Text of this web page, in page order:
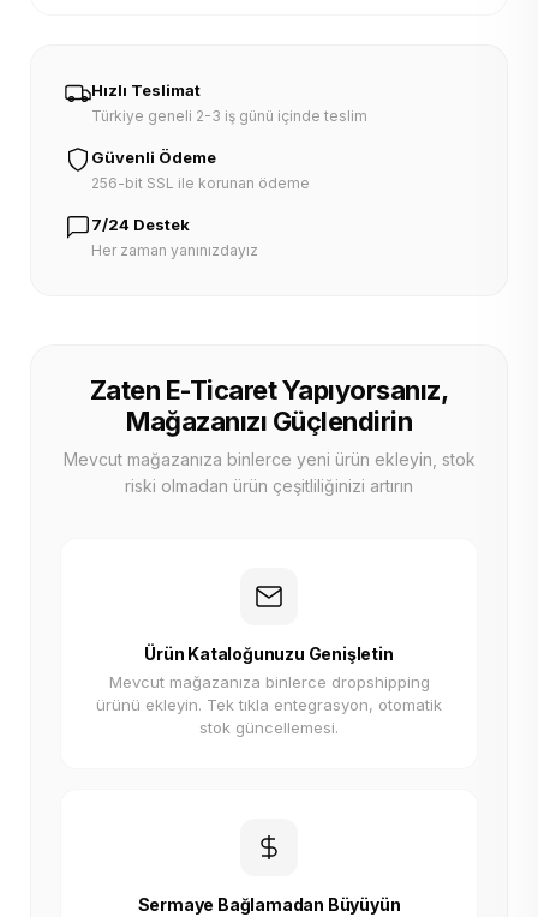
Hızlı Teslimat
Türkiye geneli 2-3 iş günü içinde teslim
Güvenli Ödeme
256-bit SSL ile korunan ödeme
7/24 Destek
Her zaman yanınızdayız
Zaten E-Ticaret Yapıyorsanız,
Mağazanızı Güçlendirin
Mevcut mağazanıza binlerce yeni ürün ekleyin, stok
riski olmadan ürün çeşitliliğinizi artırın
Ürün Kataloğunuzu Genişletin
Mevcut mağazanıza binlerce dropshipping
ürünü ekleyin. Tek tıkla entegrasyon, otomatik
stok güncellemesi.
Sermaye Bağlamadan Büyüyün